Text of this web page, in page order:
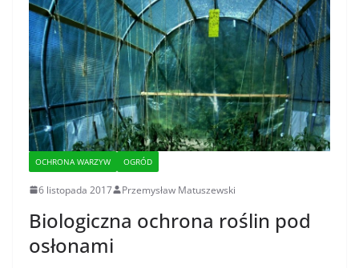
OCHRONA WARZYW OGRÓD
6 listopada 2017 Przemysław Matuszewski
Biologiczna ochrona roślin pod
osłonami